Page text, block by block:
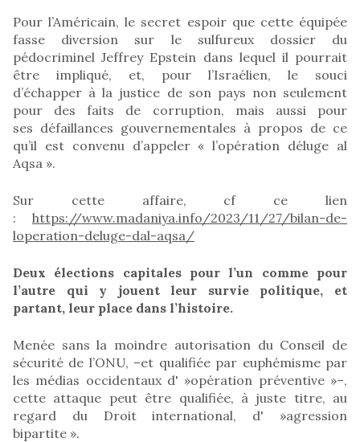
Pour l’Américain, le secret espoir que cette équipée
fasse diversion sur le sulfureux dossier du
pédocriminel Jeffrey Epstein dans lequel il pourrait
être impliqué, et, pour l’Israélien, le souci
d’échapper à la justice de son pays non seulement
pour des faits de corruption, mais aussi pour
ses défaillances gouvernementales à propos de ce
qu’il est convenu d’appeler « l’opération déluge al
Aqsa ».
Sur cette affaire, cf ce lien
: https://www.madaniya.info/2023/11/27/bilan-de-
loperation-deluge-dal-aqsa/
Deux élections capitales pour l’un comme pour
l’autre qui y jouent leur survie politique, et
partant, leur place dans l’histoire.
Menée sans la moindre autorisation du Conseil de
sécurité de l’ONU, –et qualifiée par euphémisme par
les médias occidentaux d' »opération préventive »–,
cette attaque peut être qualifiée, à juste titre, au
regard du Droit international, d' »agression
bipartite ».